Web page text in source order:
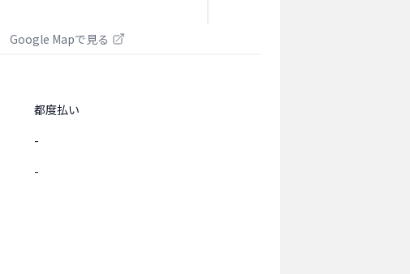
Google Mapで見る
都度払い
-
-